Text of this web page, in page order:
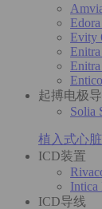
Evity
起搏电极
Solia
植入式心
ICD装置
ICD导线